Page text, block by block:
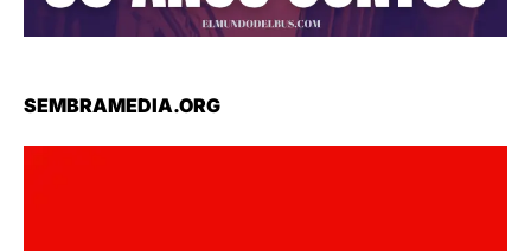
SEMBRAMEDIA.ORG